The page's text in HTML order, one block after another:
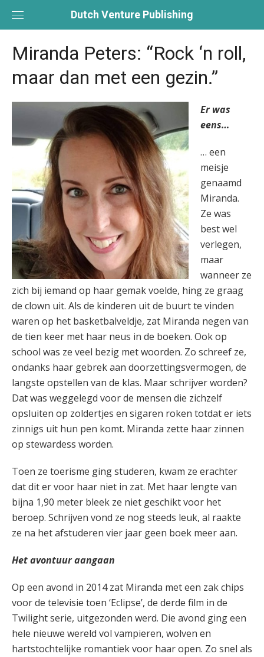
Dutch Venture Publishing
Miranda Peters: “Rock ‘n roll,
maar dan met een gezin.”
Er was
eens…
… een
meisje
genaamd
Miranda.
Ze was
best wel
verlegen,
maar
wanneer ze
zich bij iemand op haar gemak voelde, hing ze graag
de clown uit. Als de kinderen uit de buurt te vinden
waren op het basketbalveldje, zat Miranda negen van
de tien keer met haar neus in de boeken. Ook op
school was ze veel bezig met woorden. Zo schreef ze,
ondanks haar gebrek aan doorzettingsvermogen, de
langste opstellen van de klas. Maar schrijver worden?
Dat was weggelegd voor de mensen die zichzelf
opsluiten op zoldertjes en sigaren roken totdat er iets
zinnigs uit hun pen komt. Miranda zette haar zinnen
op stewardess worden.
Toen ze toerisme ging studeren, kwam ze erachter
dat dit er voor haar niet in zat. Met haar lengte van
bijna 1,90 meter bleek ze niet geschikt voor het
beroep. Schrijven vond ze nog steeds leuk, al raakte
ze na het afstuderen vier jaar geen boek meer aan.
Het avontuur aangaan
Op een avond in 2014 zat Miranda met een zak chips
voor de televisie toen ‘Eclipse’, de derde film in de
Twilight serie, uitgezonden werd. Die avond ging een
hele nieuwe wereld vol vampieren, wolven en
hartstochtelijke romantiek voor haar open. Zo snel als